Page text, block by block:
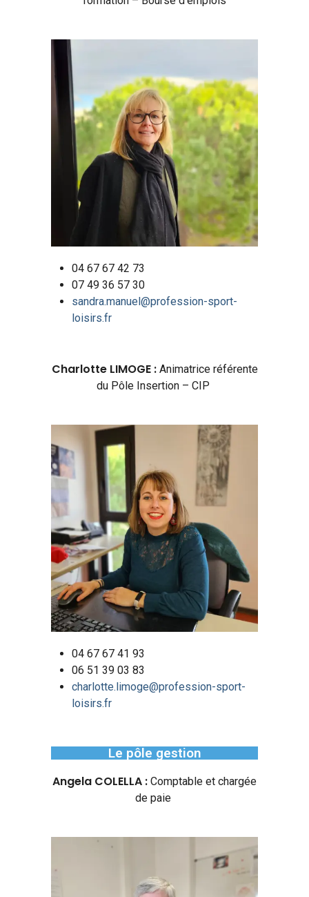
04 67 67 42 73
07 49 36 57 30
sandra.manuel@profession-sport-
loisirs.fr
Charlotte LIMOGE : Animatrice référente
du Pôle Insertion – CIP
04 67 67 41 93
06 51 39 03 83
charlotte.limoge@profession-sport-
loisirs.fr
Le pôle gestion
Angela COLELLA : Comptable et chargée
de paie